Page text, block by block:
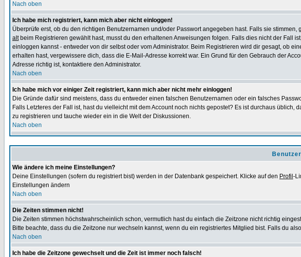
Nach oben
Ich habe mich registriert, kann mich aber nicht einloggen!
Überprüfe erst, ob du den richtigen Benutzernamen und/oder Passwort angegeben hast. Falls sie
altbeim Registrieren gewählt hast, musst du den erhaltenen Anweisungen folgen. Falls dies nicht der Fall
einloggen kannst - entweder von dir selbst oder vom Administrator. Beim Registrieren wird dir gesagt, ob
erhalten hast, vergewissere dich, dass die E-Mail-Adresse korrekt war. Ein Grund für den Gebrauch der
Adresse richtig ist, kontaktiere den Administrator.
Nach oben
Ich habe mich vor einiger Zeit registriert, kann mich aber nicht mehr einloggen!
Die Gründe dafür sind meistens, dass du entweder einen falschen Benutzernamen oder ein falsches
Falls Letzteres der Fall ist, hast du vielleicht mit dem Account noch nichts gepostet? Es ist durchaus
zu registrieren und tauche wieder ein in die Welt der Diskussionen.
Nach oben
Wie ändere ich meine Einstellungen?
Deine Einstellungen (sofern du registriert bist) werden in der Datenbank gespeichert. Klicke auf den Profil -
Einstellungen ändern
Nach oben
Die Zeiten stimmen nicht!
Die Zeiten stimmen höchstwahrscheinlich schon, vermutlich hast du einfach die Zeitzone nicht richtig
Bitte beachte, dass du die Zeitzone nur wechseln kannst, wenn du ein registriertes Mitglied bist. Falls du
Nach oben
Ich habe die Zeitzone gewechselt und die Zeit ist immer noch falsch!